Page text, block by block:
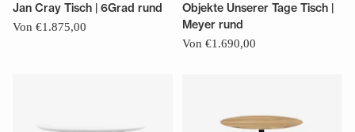
Jan Cray Tisch | 6Grad rund
Von €1.875,00
Objekte Unserer Tage Tisch |
Meyer rund
Von €1.690,00